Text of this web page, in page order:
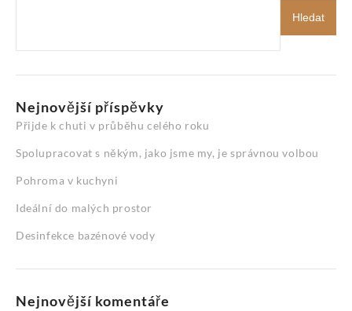
Hledat
Nejnovější příspěvky
Přijde k chuti v průběhu celého roku
Spolupracovat s někým, jako jsme my, je správnou volbou
Pohroma v kuchyni
Ideální do malých prostor
Desinfekce bazénové vody
Nejnovější komentáře